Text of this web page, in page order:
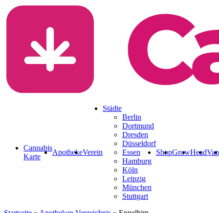
Cannabis
Karte
ApothekeVerein
Städte
Berlin
Dortmund
Dresden
Düsseldorf
Essen
Hamburg
Köln
Leipzig
München
Stuttgart
ShopGrowHead
Rezept & Blüten